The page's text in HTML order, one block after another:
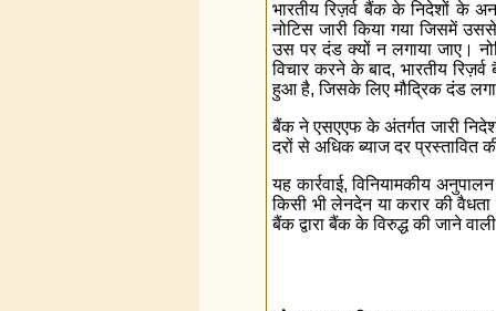
भारतीय रिज़र्व बैंक के निदेशों के
नोटिस जारी किया गया जिसमें
उस पर दंड क्यों न लगाया जाए।
विचार करने के बाद, भारतीय
हुआ है, जिसके लिए मौद्रिक दंड
बैंक ने एसएएफ के अंतर्गत जारी
दरों से अधिक ब्याज दर प्रस्तावित
यह कार्रवाई, विनियामकीय
किसी भी लेनदेन या करार की
बैंक द्वारा बैंक के विरुद्ध की जाने